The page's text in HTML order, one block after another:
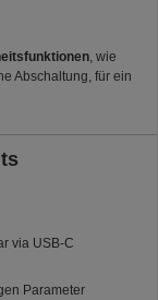
, wie
Abschaltung, für ein
via USB-C
Parameter